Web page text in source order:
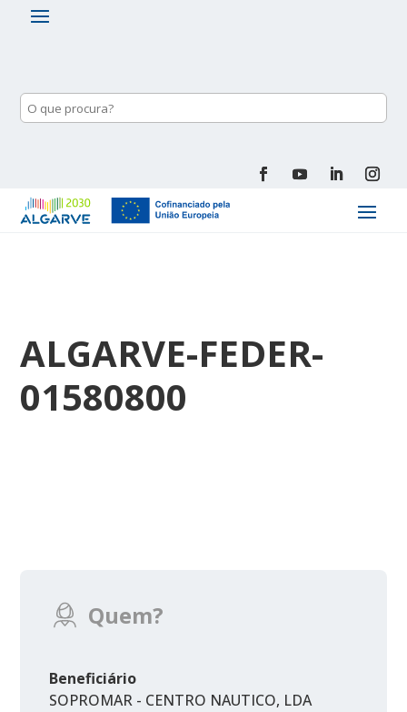
ALGARVE-FEDER-
01580800
Quem?
Beneficiário
SOPROMAR - CENTRO NAUTICO, LDA